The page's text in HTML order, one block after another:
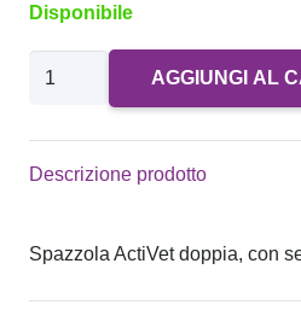
Disponibile
ActiVet
Grabber
quantità
AGGIUNGI AL
Descrizione prodotto
Spazzola ActiVet doppia, con